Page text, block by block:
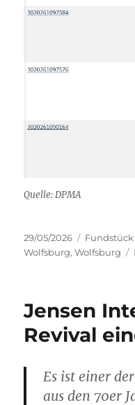
Quelle: DPMA
Posted
on
29/05/2026 Categories
Fundstück
Wolfsburg,Wolfsburg
Jensen
Revival
Es ist einer
aus den 70er